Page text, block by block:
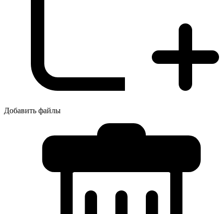
Добавить файлы